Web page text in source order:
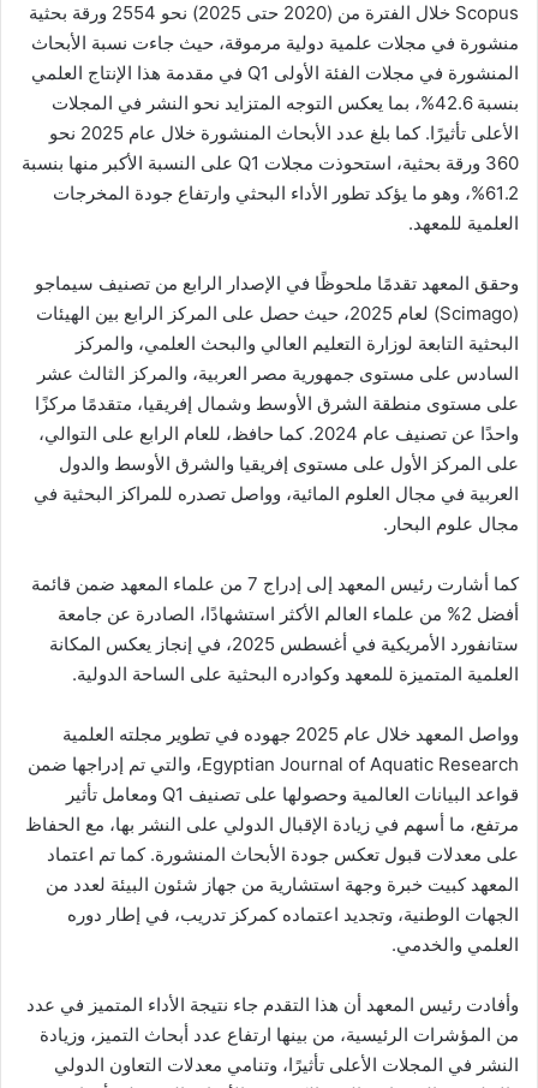
Scopus خلال الفترة من (2020 حتى 2025) نحو 2554 ورقة بحثية
منشورة في مجلات علمية دولية مرموقة، حيث جاءت نسبة الأبحاث
المنشورة في مجلات الفئة الأولى Q1 في مقدمة هذا الإنتاج العلمي
بنسبة 42.6%، بما يعكس التوجه المتزايد نحو النشر في المجلات
الأعلى تأثيرًا. كما بلغ عدد الأبحاث المنشورة خلال عام 2025 نحو
360 ورقة بحثية، استحوذت مجلات Q1 على النسبة الأكبر منها بنسبة
61.2%، وهو ما يؤكد تطور الأداء البحثي وارتفاع جودة المخرجات
العلمية للمعهد.
وحقق المعهد تقدمًا ملحوظًا في الإصدار الرابع من تصنيف سيماجو
(Scimago) لعام 2025، حيث حصل على المركز الرابع بين الهيئات
البحثية التابعة لوزارة التعليم العالي والبحث العلمي، والمركز
السادس على مستوى جمهورية مصر العربية، والمركز الثالث عشر
على مستوى منطقة الشرق الأوسط وشمال إفريقيا، متقدمًا مركزًا
واحدًا عن تصنيف عام 2024. كما حافظ، للعام الرابع على التوالي،
على المركز الأول على مستوى إفريقيا والشرق الأوسط والدول
العربية في مجال العلوم المائية، وواصل تصدره للمراكز البحثية في
مجال علوم البحار.
كما أشارت رئيس المعهد إلى إدراج 7 من علماء المعهد ضمن قائمة
أفضل 2% من علماء العالم الأكثر استشهادًا، الصادرة عن جامعة
ستانفورد الأمريكية في أغسطس 2025، في إنجاز يعكس المكانة
العلمية المتميزة للمعهد وكوادره البحثية على الساحة الدولية.
وواصل المعهد خلال عام 2025 جهوده في تطوير مجلته العلمية
Egyptian Journal of Aquatic Research، والتي تم إدراجها ضمن
قواعد البيانات العالمية وحصولها على تصنيف Q1 ومعامل تأثير
مرتفع، ما أسهم في زيادة الإقبال الدولي على النشر بها، مع الحفاظ
على معدلات قبول تعكس جودة الأبحاث المنشورة. كما تم اعتماد
المعهد كبيت خبرة وجهة استشارية من جهاز شئون البيئة لعدد من
الجهات الوطنية، وتجديد اعتماده كمركز تدريب، في إطار دوره
العلمي والخدمي.
وأفادت رئيس المعهد أن هذا التقدم جاء نتيجة الأداء المتميز في عدد
من المؤشرات الرئيسية، من بينها ارتفاع عدد أبحاث التميز، وزيادة
النشر في المجلات الأعلى تأثيرًا، وتنامي معدلات التعاون الدولي